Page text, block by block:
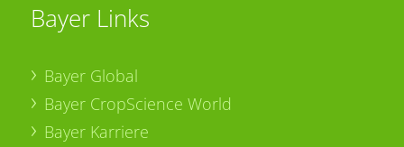
Bayer Links
Bayer Global
Bayer CropScience World
Bayer Karriere